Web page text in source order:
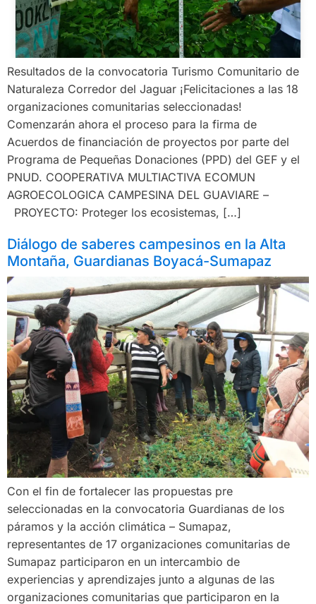
Resultados de la convocatoria Turismo Comunitario de
Naturaleza Corredor del Jaguar ¡Felicitaciones a las 18
organizaciones comunitarias seleccionadas!
Comenzarán ahora el proceso para la firma de
Acuerdos de financiación de proyectos por parte del
Programa de Pequeñas Donaciones (PPD) del GEF y el
PNUD. COOPERATIVA MULTIACTIVA ECOMUN
AGROECOLOGICA CAMPESINA DEL GUAVIARE –
PROYECTO: Proteger los ecosistemas, […]
Diálogo de saberes campesinos en la Alta
Montaña, Guardianas Boyacá-Sumapaz
Con el fin de fortalecer las propuestas pre
seleccionadas en la convocatoria Guardianas de los
páramos y la acción climática – Sumapaz,
representantes de 17 organizaciones comunitarias de
Sumapaz participaron en un intercambio de
experiencias y aprendizajes junto a algunas de las
organizaciones comunitarias que participaron en la